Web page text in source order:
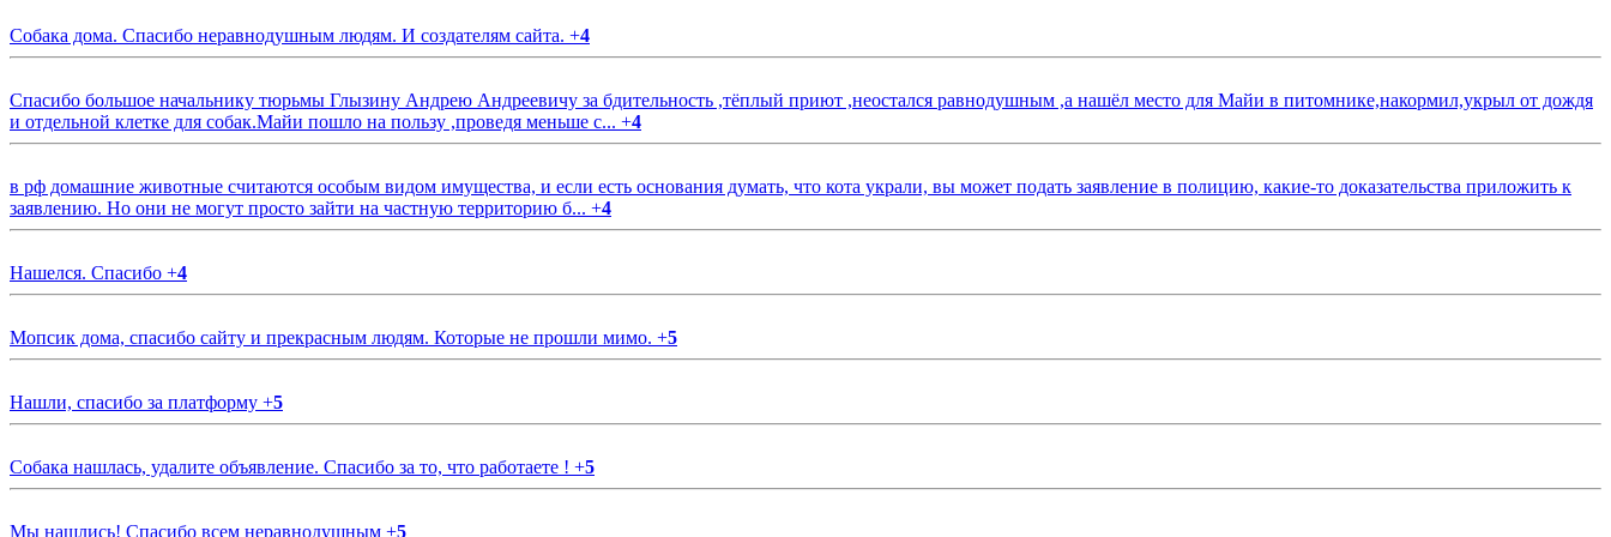
Собака дома. Спасибо неравнодушным людям. И создателям сайта. +4
Спасибо большое начальнику тюрьмы Глызину Андрею Андреевичу за бдительность ,тёплый приют ,неостался равнодушным ,а нашёл место для Майи в питомнике,накормил,укрыл от дождя
и отдельной клетке для собак.Майи пошло на пользу ,проведя меньше с... +4
в рф домашние животные считаются особым видом имущества, и если есть основания думать, что кота украли, вы может подать заявление в полицию, какие-то доказательства приложить к
заявлению. Но они не могут просто зайти на частную территорию б... +4
Нашелся. Спасибо +4
Мопсик дома, спасибо сайту и прекрасным людям. Которые не прошли мимо. +5
Нашли, спасибо за платформу +5
Собака нашлась, удалите объявление. Спасибо за то, что работаете ! +5
Мы нашлись! Спасибо всем неравнодушным +5